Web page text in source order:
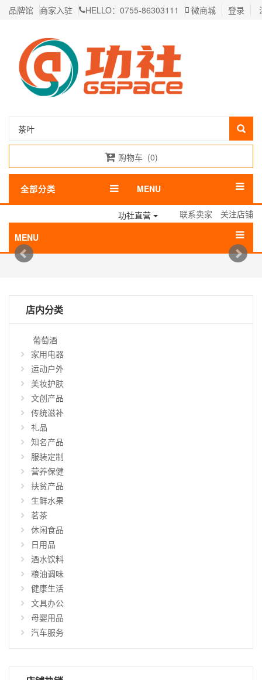
品牌馆 商家入驻 HELLO：0755-86303111 微商城 登录
购物车 (0)
全部分类 MENU
功社直营 联系卖家
关注店铺
MENU
店内分类
葡萄酒
家用电器
运动户外
美妆护肤
文创产品
传统滋补
礼品
知名产品
服装定制
营养保健
扶贫产品
生鲜水果
茗茶
休闲食品
日用品
酒水饮料
粮油调味
健康生活
文具办公
母婴用品
汽车服务